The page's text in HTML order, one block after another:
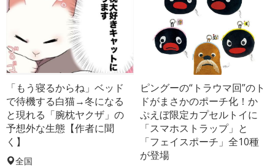
「もう寝るからね」ベッド
で待機する白猫→冬になる
と現れる「腕枕ヤクザ」の
予想外な生態【作者に聞
く】
全国
ピングーの“トラウマ回”のト
ドがまさかのポーチ化！か
ぷえぼ限定カプセルトイに
「スマホストラップ」と
「フェイスポーチ」全10種
が登場